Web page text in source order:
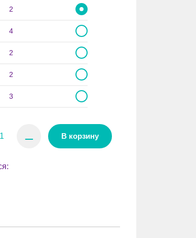
2
4
2
2
3
⚊ В корзину